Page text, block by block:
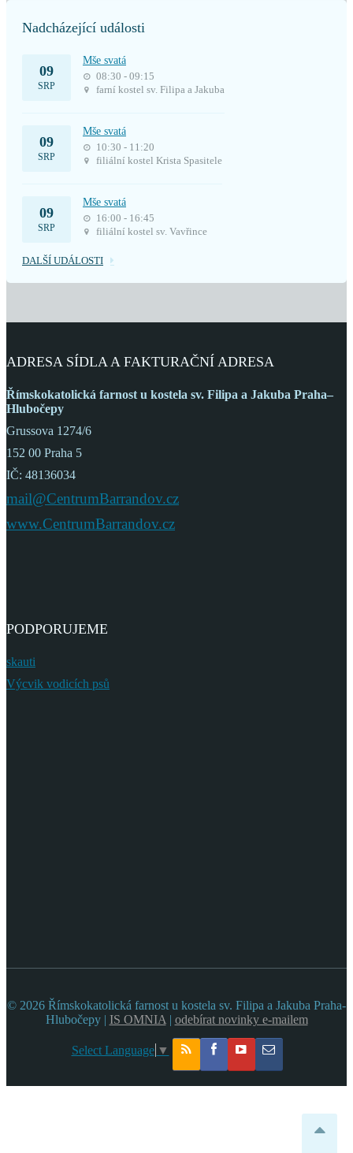
Nadcházející události
09
SRP
Mše svatá
08:30 - 09:15
farní kostel sv. Filipa a Jakuba
09
SRP
Mše svatá
10:30 - 11:20
filiální kostel Krista Spasitele
09
SRP
Mše svatá
16:00 - 16:45
filiální kostel sv. Vavřince
DALŠÍ UDÁLOSTI
ADRESA SÍDLA A FAKTURAČNÍ ADRESA
Římskokatolická farnost u kostela sv. Filipa a Jakuba Praha–
Hlubočepy
Grussova 1274/6
152 00 Praha 5
IČ: 48136034
mail@CentrumBarrandov.cz
www.CentrumBarrandov.cz
PODPORUJEME
skauti
Výcvik vodicích psů
© 2026 Římskokatolická farnost u kostela sv. Filipa a Jakuba Praha-
Hlubočepy | IS OMNIA | odebírat novinky e-mailem
Select Language ▼